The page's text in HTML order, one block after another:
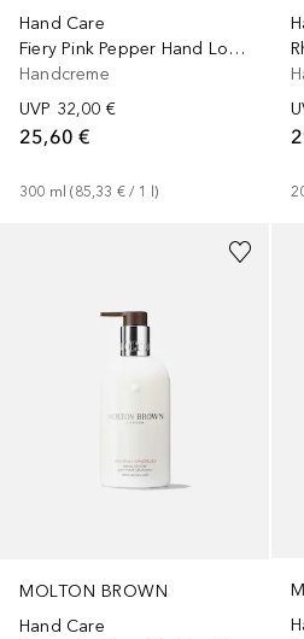
Hand Care
Fiery Pink Pepper Hand Lotion
Handcreme
UVP 32,00 €
25,60 €
300 ml (85,33 € / 1 l)
MOLTON BROWN
Hand Care